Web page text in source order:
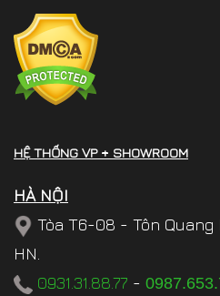
HỆ THỐNG VP + SHOWROOM
HÀ NỘI
Tòa T6-08 - Tôn
HN.
0931.31.88.77 -